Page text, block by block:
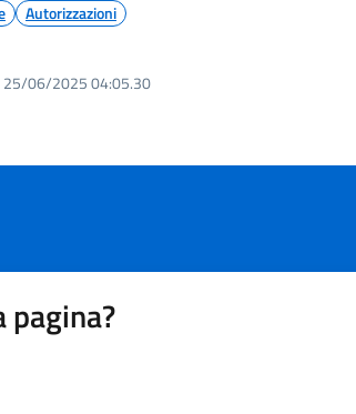
Autorizzazioni
25/06/2025 04:05.30
pagina?